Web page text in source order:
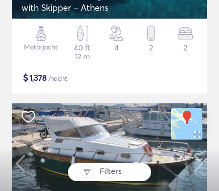
Filters
with Skipper – Athens
Motorjacht
40 ft
12 m
4 2 2
$1,378 /nacht